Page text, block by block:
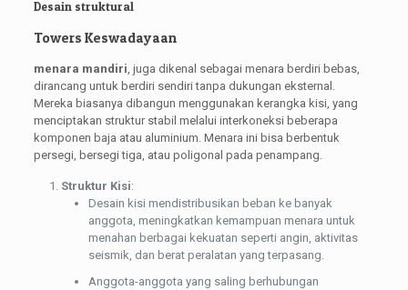
Desain struktural
Towers Keswadayaan
menara mandiri, juga dikenal sebagai menara berdiri bebas,
dirancang untuk berdiri sendiri tanpa dukungan eksternal.
Mereka biasanya dibangun menggunakan kerangka kisi, yang
menciptakan struktur stabil melalui interkoneksi beberapa
komponen baja atau aluminium. Menara ini bisa berbentuk
persegi, bersegi tiga, atau poligonal pada penampang.
Struktur Kisi:
Desain kisi mendistribusikan beban ke banyak
anggota, meningkatkan kemampuan menara untuk
menahan berbagai kekuatan seperti angin, aktivitas
seismik, dan berat peralatan yang terpasang.
Anggota-anggota yang saling berhubungan